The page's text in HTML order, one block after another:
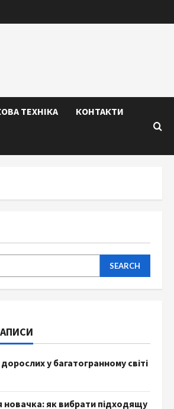
ТЕХНІКА КОНТАКТИ
SEARCH
у багатогранному світі
новачка: як вибрати підходящу